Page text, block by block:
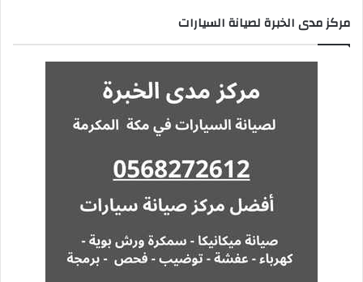
مركز مدى الخبرة لصيانة السيارات